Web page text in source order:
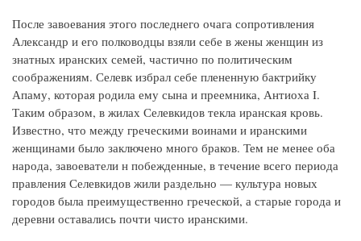
После завоевания этого последнего очага сопротивления
Александр и его полководцы взяли себе в жены женщин из
знатных иранских семей, частично по политическим
соображениям. Селевк избрал себе плененную бактрийку
Апаму, которая родила ему сына и преемника, Антиоха I.
Таким образом, в жилах Селевкидов текла иранская кровь.
Известно, что между греческими воинами и иранскими
женщинами было заключено много браков. Тем не менее оба
народа, завоеватели н побежденные, в течение всего периода
правления Селевкидов жили раздельно — культура новых
городов была преимущественно греческой, а старые города и
деревни оставались почти чисто иранскими.